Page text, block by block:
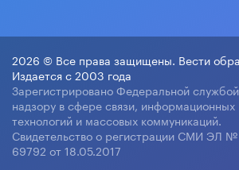
2026 © Все права защищены. Вести
Издается с 2003 года
Зарегистрировано Федеральной
надзору в сфере связи, информационных
технологий и массовых коммуникаций.
Свидетельство о регистрации СМИ ЭЛ
69792 от 18.05.2017